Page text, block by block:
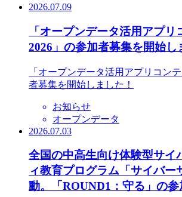
2026.07.09
「オープンデータ活用アプリ
2026」の参加者募集を開始し
「オープンデータ活用アプリコン
者募集を開始しました！
お知らせ
オープンデータ
2026.07.03
全国の中高生向け体験型サイ
ィ教育プログラム「サイバー
動。「ROUND1：守る」の参